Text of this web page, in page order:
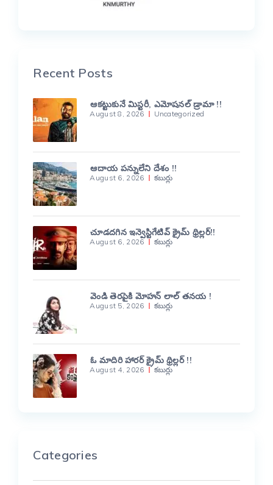
Recent Posts
ఆకట్టుకునే మిస్టరీ, ఎమోషనల్ డ్రామా !!
August 8, 2026 Uncategorized
ఆదాయ పన్నులేని దేశం !!
August 6, 2026 కబుర్లు
చూడదగిన ఇన్వెస్టిగేటివ్ క్రైమ్ థ్రిల్లర్!!
August 6, 2026 కబుర్లు
వెండి తెరపైకి మోహన్ లాల్ తనయ !
August 5, 2026 కబుర్లు
ఓ మాదిరి హారర్ క్రైమ్ థ్రిల్లర్ !!
August 4, 2026 కబుర్లు
Categories